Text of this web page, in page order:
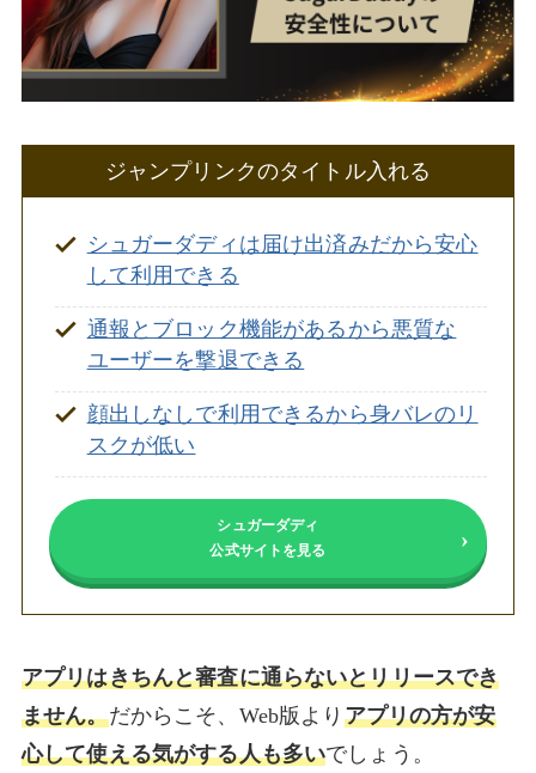
ジャンプリンクのタイトル入れる
シュガーダディは届け出済みだから安心
して利用できる
通報とブロック機能があるから悪質な
ユーザーを撃退できる
顔出しなしで利用できるから身バレのリ
スクが低い
シュガーダディ
公式サイトを見る
アプリはきちんと審査に通らないとリリースでき
ません。だからこそ、Web版より アプリの方が安
心して使える気がする人も多いでしょう。